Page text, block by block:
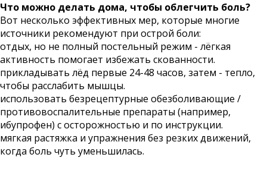
Что можно делать дома, чтобы облегчить боль?
Вот несколько эффективных мер, которые многие
источники рекомендуют при острой боли:
отдых, но не полный постельный режим - лёгкая
активность помогает избежать скованности.
прикладывать лёд первые 24-48 часов, затем - тепло,
чтобы расслабить мышцы.
использовать безрецептурные обезболивающие /
противовоспалительные препараты (например,
ибупрофен) с осторожностью и по инструкции.
мягкая растяжка и упражнения без резких движений,
когда боль чуть уменьшилась.